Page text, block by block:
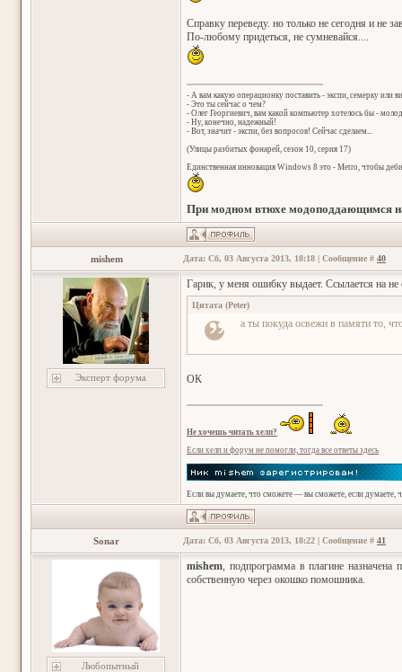
Справку переведу. но только не сегодня и не
По-любому придеться, не сумневайся....
- А вам какую операционку поставить - экспи, семерку или
- Это ты сейчас о чем?
- Олег Георгиевич, вам какой компьютер хотелось бы -
- Ну, конечно, надежный!
- Вот, значит - экспи, без вопросов! Сейчас сделаем...
(Улицы разбитых фонарей, сезон 10, серия 17)
Единственная инновация Windows 8 это - Metro, чтобы
При модном втюхе модоподдающимся
mishem Дата: Сб, 03 Августа 2013, 18:18 | Сообщение # 40
Эксперт форума
Гарик, у меня ошибку выдает. Ссылается на
Цитата (Peter)
а ты покуда освежи в памяти то,
ОК
Не хочешь читать хелп?
Если хелп и форум не помогли, тогда все ответы здесь
Если вы думаете, что сможете — вы сможете, если думаете,
Sonar Дата: Сб, 03 Августа 2013, 18:22 | Сообщение # 41
Любопытный
mishem, подпрограмма в плагине
собственную через окошко помошника.